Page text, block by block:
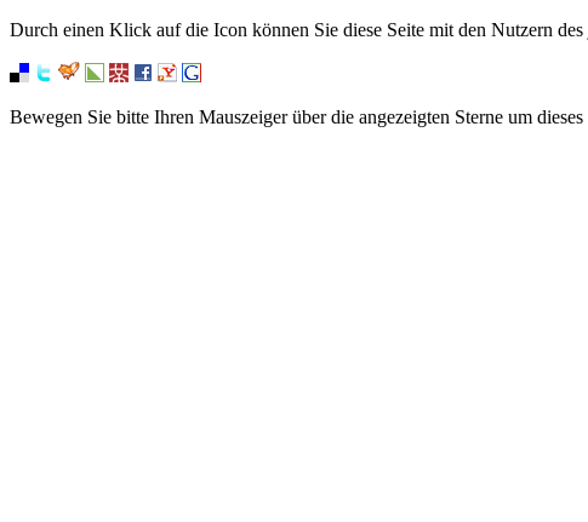
Durch einen Klick auf die Icon können Sie diese Seite mit den Nutzern
Bewegen Sie bitte Ihren Mauszeiger über die angezeigten Sterne um